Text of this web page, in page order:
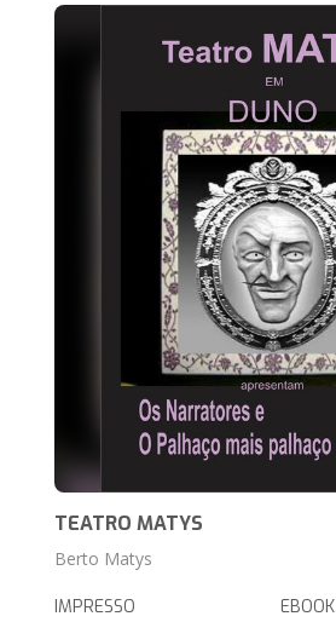
TEATRO MATYS
Berto Matys
IMPRESSO EBOOK